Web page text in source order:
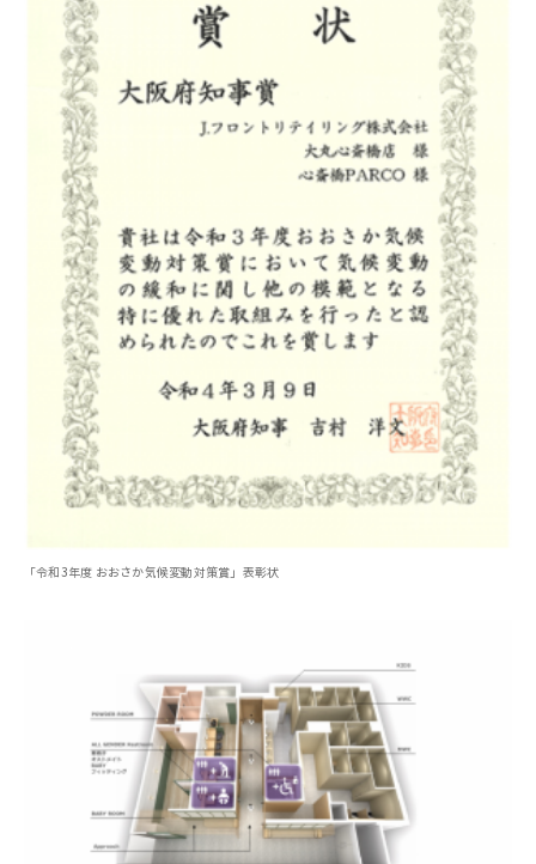
「令和3年度 おおさか気候変動対策賞」表彰状